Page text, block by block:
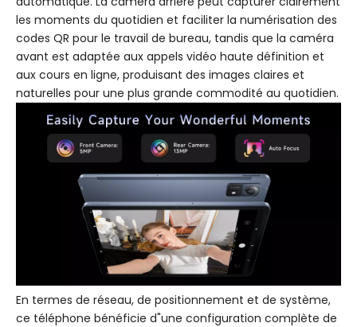
les moments du quotidien et faciliter la numérisation des
codes QR pour le travail de bureau, tandis que la caméra
avant est adaptée aux appels vidéo haute définition et
aux cours en ligne, produisant des images claires et
naturelles pour une plus grande commodité au quotidien.
En termes de réseau, de positionnement et de système,
ce téléphone bénéficie d"une configuration complète de